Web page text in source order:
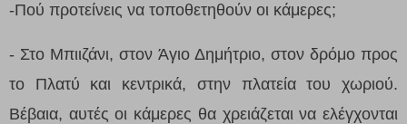
-Πού προτείνεις να τοποθετηθούν οι κάμερες;
- Στο Μπιιζάνι, στον Άγιο Δημήτριο, στον δρόμο προς
το Πλατύ και κεντρικά, στην πλατεία του χωριού.
Βέβαια, αυτές οι κάμερες θα χρειάζεται να ελέγχονται